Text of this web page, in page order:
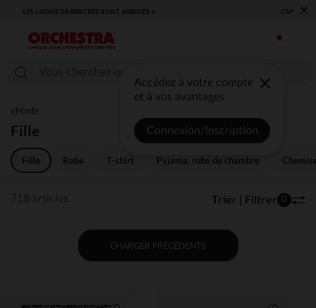
​CAP SUR LA RENTRÉE RETROUVEZ NOS ESSENTIELS ✏️🎒​ ×
Accédez à votre compte
et à vos avantages
Connexion/Inscription
Mode
Fille
Fille Robe T-shirt Pyjama, robe de chambre
Trier | Filtrer 0
CHARGER PRÉCÉDENTS